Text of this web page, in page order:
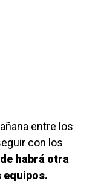
entre los
con los
habrá otra
equipos.